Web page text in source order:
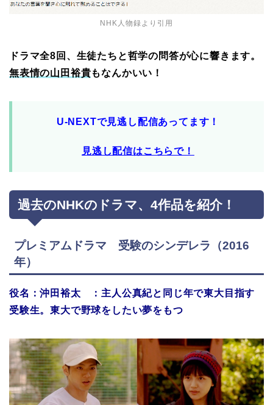
NHK人物録より引用
ドラマ全8回、生徒たちと哲学の問答が心に響きます。
無表情の山田裕貴もなんかいい！
U-NEXTで見逃し配信あってます！
見逃し配信はこちらで！
過去のNHKのドラマ、4作品を紹介！
プレミアムドラマ 受験のシンデレラ（2016
年）
役名：沖田裕太 ：主人公真紀と同じ年で東大目指す
受験生。東大で野球をしたい夢をもつ